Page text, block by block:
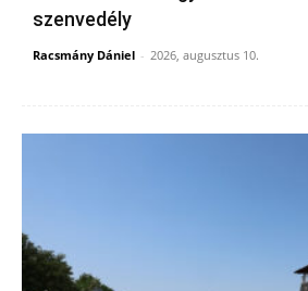
szenvedély
Racsmány Dániel - 2026, augusztus 10.